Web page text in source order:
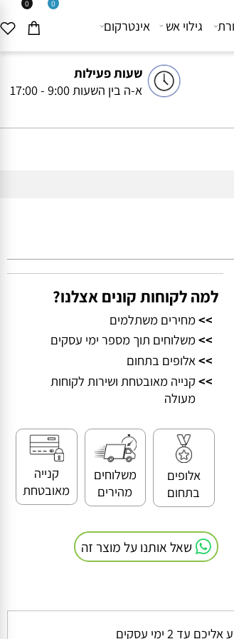
שעות פעילות
א-ה בין השעות 9:00 - 17:00
0 0
גילוי אש אינטרקום
למה לקוחות קונים אצלנו?
מחירים משתלמים
>> משלוחים תוך מספר ימי עסקים
>> אלופים בתחום
קנייה מאובטחת ושירות לקוחות
אלופים
בתחום
משלוחים
מהירים
קנייה
מאובטחת